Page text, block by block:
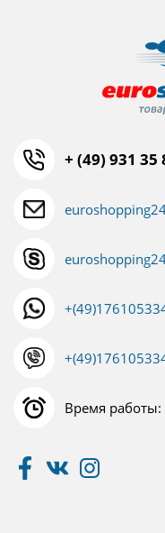
+ (49) 931 35
Время работы: